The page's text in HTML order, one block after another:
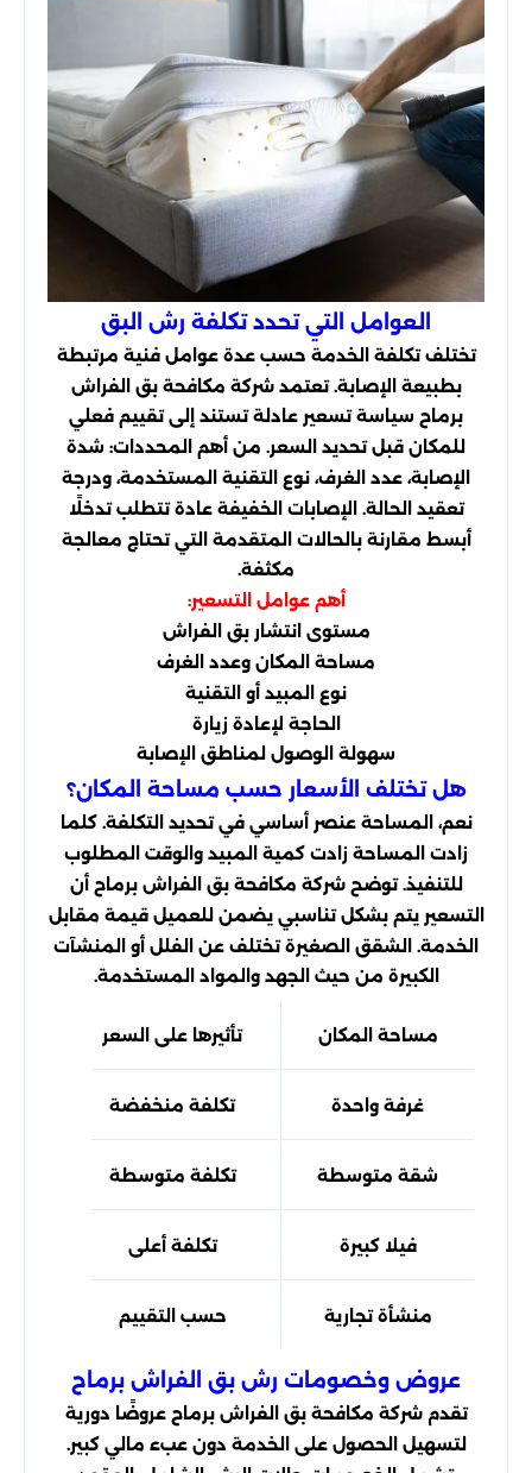
العوامل التي تحدد تكلفة رش البق
تختلف تكلفة الخدمة حسب عدة عوامل فنية مرتبطة
بطبيعة الإصابة. تعتمد شركة مكافحة بق الفراش
برماح سياسة تسعير عادلة تستند إلى تقييم فعلي
للمكان قبل تحديد السعر. من أهم المحددات: شدة
الإصابة، عدد الغرف، نوع التقنية المستخدمة، ودرجة
تعقيد الحالة. الإصابات الخفيفة عادة تتطلب تدخلًا
أبسط مقارنة بالحالات المتقدمة التي تحتاج معالجة
مكثفة.
أهم عوامل التسعير:
مستوى انتشار بق الفراش
مساحة المكان وعدد الغرف
نوع المبيد أو التقنية
الحاجة لإعادة زيارة
سهولة الوصول لمناطق الإصابة
هل تختلف الأسعار حسب مساحة المكان؟
نعم، المساحة عنصر أساسي في تحديد التكلفة. كلما
زادت المساحة زادت كمية المبيد والوقت المطلوب
للتنفيذ. توضح شركة مكافحة بق الفراش برماح أن
التسعير يتم بشكل تناسبي يضمن للعميل قيمة مقابل
الخدمة. الشقق الصغيرة تختلف عن الفلل أو المنشآت
الكبيرة من حيث الجهد والمواد المستخدمة.
مساحة المكان تأثيرها على السعر
غرفة واحدة تكلفة منخفضة
شقة متوسطة تكلفة متوسطة
فيلا كبيرة تكلفة أعلى
منشأة تجارية حسب التقييم
عروض وخصومات رش بق الفراش برماح
تقدم شركة مكافحة بق الفراش برماح عروضًا دورية
لتسهيل الحصول على الخدمة دون عبء مالي كبير.